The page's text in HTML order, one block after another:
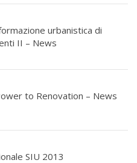
urbanistica di
II – News
to Renovation – News
SIU 2013